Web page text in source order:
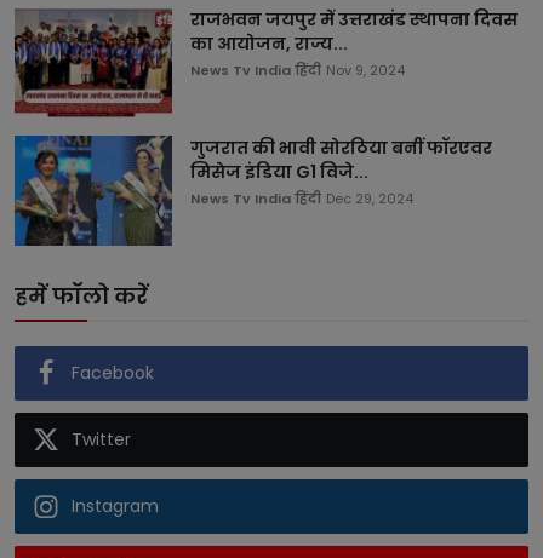
राजभवन जयपुर में उत्तराखंड स्थापना दिवस
का आयोजन, राज्य...
News Tv India हिंदी Nov 9, 2024
गुजरात की भावी सोरठिया बनीं फॉरएवर
मिसेज इंडिया G1 विजे...
News Tv India हिंदी Dec 29, 2024
हमें फॉलो करें
Facebook
Twitter
Instagram